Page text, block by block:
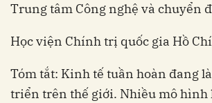
Trung tâm Công nghệ và chuyển
Học viện Chính trị quốc gia Hồ
Tóm tắt: Kinh tế tuần hoàn đang
triển trên thế giới. Nhiều mô hình